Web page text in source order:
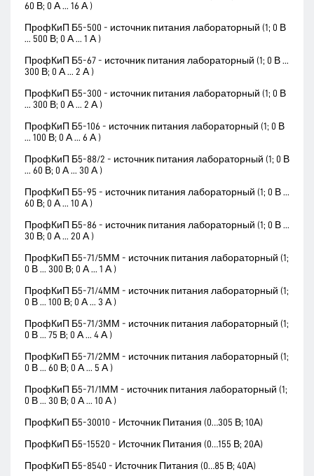
60 В; 0 А ... 16 А )
ПрофКиП Б5-500 - источник питания лабораторный (1; 0 В
... 500 В; 0 А ... 1 А )
ПрофКиП Б5-67 - источник питания лабораторный (1; 0 В ...
300 В; 0 А ... 2 А )
ПрофКиП Б5-300 - источник питания лабораторный (1; 0 В
... 300 В; 0 А ... 2 А )
ПрофКиП Б5-106 - источник питания лабораторный (1; 0 В
... 100 В; 0 А ... 6 А )
ПрофКиП Б5-88/2 - источник питания лабораторный (1; 0 В
... 60 В; 0 А ... 30 А )
ПрофКиП Б5-95 - источник питания лабораторный (1; 0 В ...
60 В; 0 А ... 10 А )
ПрофКиП Б5-86 - источник питания лабораторный (1; 0 В ...
30 В; 0 А ... 20 А )
ПрофКиП Б5-71/5ММ - источник питания лабораторный (1;
0 В ... 300 В; 0 А ... 1 А )
ПрофКиП Б5-71/4ММ - источник питания лабораторный (1;
0 В ... 100 В; 0 А ... 3 А )
ПрофКиП Б5-71/3ММ - источник питания лабораторный (1;
0 В ... 75 В; 0 А ... 4 А )
ПрофКиП Б5-71/2ММ - источник питания лабораторный (1;
0 В ... 60 В; 0 А ... 5 А )
ПрофКиП Б5-71/1ММ - источник питания лабораторный (1;
0 В ... 30 В; 0 А ... 10 А )
ПрофКиП Б5-30010 - Источник Питания (0…305 В; 10А)
ПрофКиП Б5-15520 - Источник Питания (0…155 В; 20А)
ПрофКиП Б5-8540 - Источник Питания (0…85 В; 40А)